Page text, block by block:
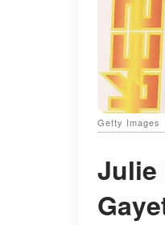
Getty Images
Julie